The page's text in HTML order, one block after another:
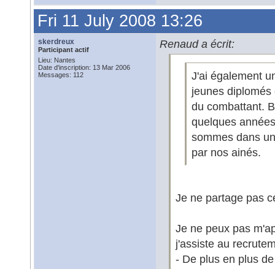
Fri 11 July 2008 13:26
skerdreux
Participant actif
Lieu: Nantes
Date d'inscription: 13 Mar 2006
Messages: 112
Renaud a écrit:
J'ai également
jeunes
du combattant.
quelques
sommes dans
par nos ainés.
Je ne partage pas
Je ne peux pas
j'assiste au
- De plus en plus